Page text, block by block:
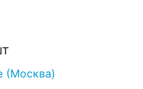
(Москва)